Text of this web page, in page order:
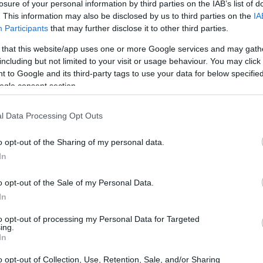
of your personal information by third parties on the IAB’s list of
This information may also be disclosed by us to third parties on the
Participants that may further disclose it to other third parties.
that this website/app uses one or more Google services and may
but not limited to your visit or usage behaviour. You may
to Google and its third-party tags to use your data for below
consent section.
Data Processing Opt Outs
opt-out of the Sharing of my personal data.
opt-out of the Sale of my Personal Data.
opt-out of processing my Personal Data for Targeted
opt-out of Collection, Use, Retention, Sale, and/or Sharing
Le 10 migliori destinazioni in Italia
per ammirare le fioriture primaverili
Scopri le destinazioni imperdibili per vivere la magia
delle fioriture primaverili in tutto il mondo. Esplora i
luoghi più affascinanti dove la…
Circolo Viaggi srl: Promuoviamo